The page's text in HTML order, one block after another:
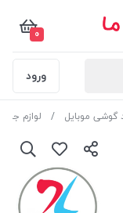
0
ورود
گوشی موبایل لوازم